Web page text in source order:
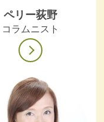
ペリー荻野
コラムニスト